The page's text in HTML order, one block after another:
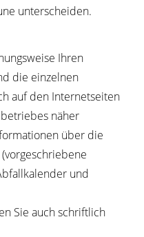
unterscheiden.
Ihren
die einzelnen
auf den Internetseiten
näher
über die
und
Sie auch schriftlich